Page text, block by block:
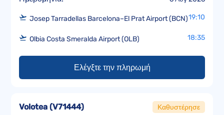
Josep Tarradellas Barcelona–El Prat Airport (BCN)19:10
Olbia Costa Smeralda Airport (OLB) 18:35
Ελέγξτε την πληρωμή
Volotea (V71444) Καθυστέρησε